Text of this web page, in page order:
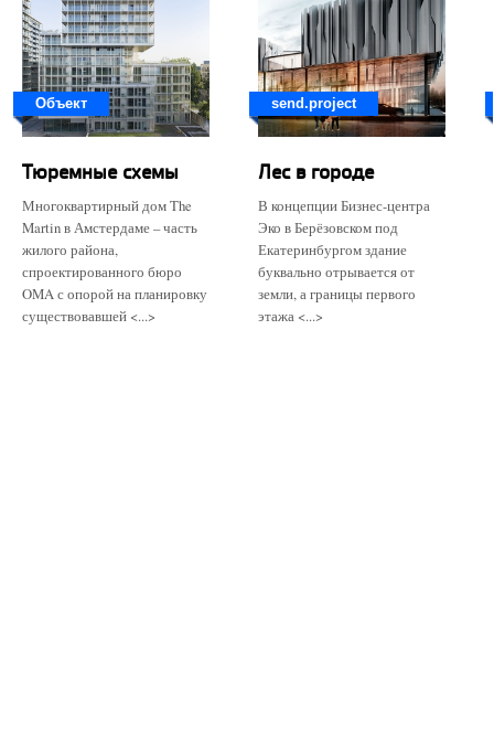
Объект
Тюремные схемы
Многоквартирный дом The
Martin в Амстердаме – часть
жилого района,
спроектированного бюро
OMA с опорой на планировку
существовавшей <...>
send.project
Лес в городе
В концепции Бизнес-центра
Эко в Берёзовском под
Екатеринбургом здание
буквально отрывается от
земли, а границы первого
этажа <...>